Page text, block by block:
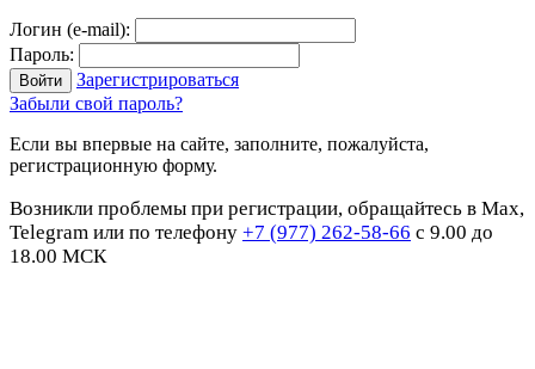
Логин (e-mail):
Пароль:
Зарегистрироваться
Забыли свой пароль?
Если вы впервые на сайте, заполните, пожалуйста,
регистрационную форму.
Возникли проблемы при регистрации, обращайтесь в Max,
Telegram или по телефону +7 (977) 262-58-66 с 9.00 до
18.00 МСК